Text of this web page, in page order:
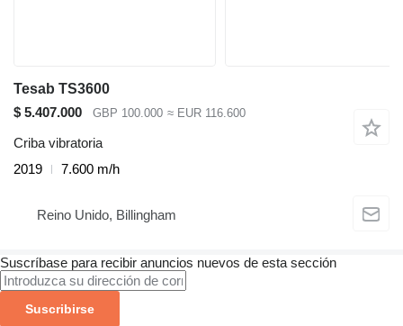
Tesab TS3600
$ 5.407.000
GBP 100.000 ≈ EUR 116.600
Criba vibratoria
2019
7.600 m/h
Reino Unido, Billingham
Suscríbase para recibir anuncios nuevos de esta sección
Suscribirse